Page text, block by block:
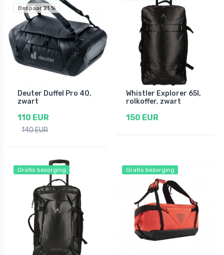
Bespaar 21 %
Deuter Duffel Pro 40,
zwart
110 EUR
140 EUR
Whistler Explorer 65l,
rolkoffer, zwart
150 EUR
Gratis bezorging Gratis bezorging